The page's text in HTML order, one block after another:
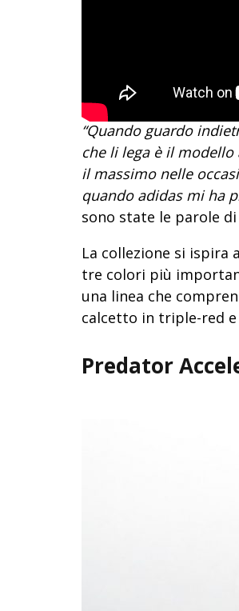
“Quando guardo
che li lega è il
il massimo nelle
quando adidas mi ha
sono state le parole di
La collezione si ispira
tre colori più
una linea che
calcetto in triple-red e
Predator